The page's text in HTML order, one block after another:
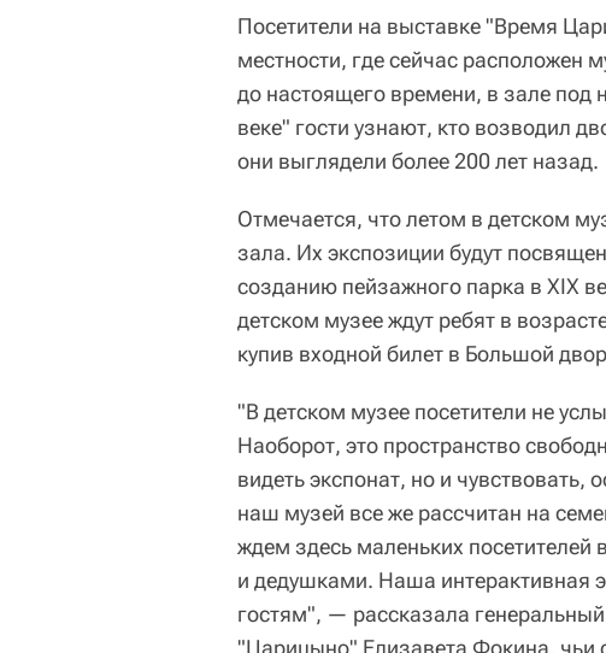
Посетители на выставке "Время
местности, где сейчас расположен
до настоящего времени, в зале под
веке" гости узнают, кто возводил
они выглядели более 200 лет назад.
Отмечается, что летом в детском
зала. Их экспозиции будут
созданию пейзажного парка в XIX
детском музее ждут ребят в
купив входной билет в Большой
"В детском музее посетители не
Наоборот, это пространство
видеть экспонат, но и чувствовать,
наш музей все же рассчитан на
ждем здесь маленьких
и дедушками. Наша интерактивная
гостям", — рассказала
"Царицыно" Елизавета Фокина, чьи